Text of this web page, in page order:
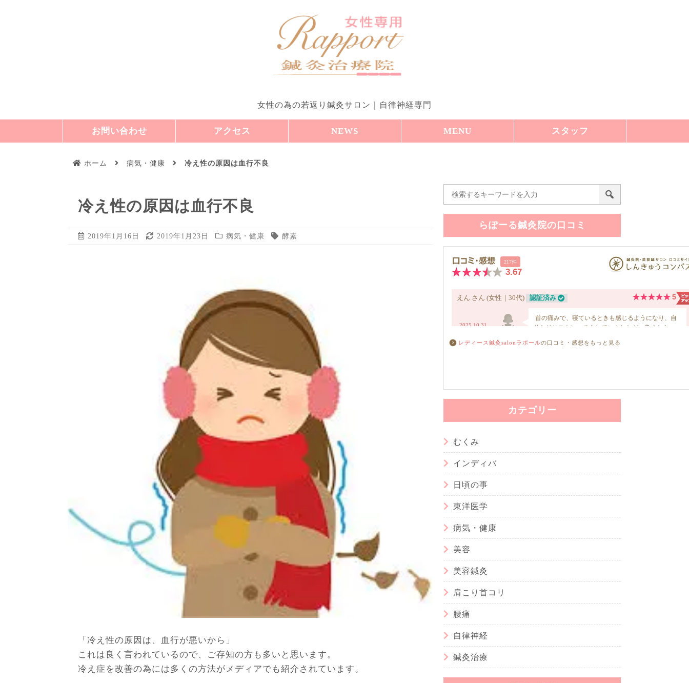
女性の為の若返り鍼灸サロン｜自律神経専門
お問い合わせ アクセス NEWS MENU スタッフ
ホーム 病気・健康 冷え性の原因は血行不良
冷え性の原因は血行不良
2019年1月16日 2019年1月23日 病気・健康 酵素
「冷え性の原因は、血行が悪いから」
これは良く言われているので、ご存知の方も多いと思います。
冷え症を改善の為には多くの方法がメディアでも紹介されています。
らぽーる鍼灸院の口コミ
レディース鍼灸salonラポールの口コミ・感想をもっと見る
カテゴリー
むくみ
インディバ
日頃の事
東洋医学
病気・健康
美容
美容鍼灸
肩こり首コリ
腰痛
自律神経
鍼灸治療